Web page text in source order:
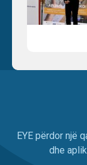
EYE përdor një
dhe